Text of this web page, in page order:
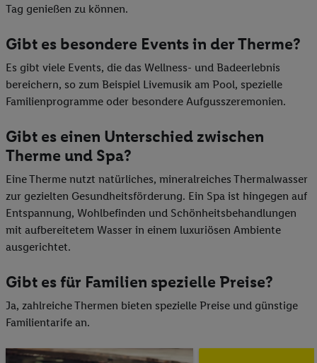
Tag genießen zu können.
Gibt es besondere Events in der Therme?
Es gibt viele Events, die das Wellness- und Badeerlebnis
bereichern, so zum Beispiel Livemusik am Pool, spezielle
Familienprogramme oder besondere Aufgusszeremonien.
Gibt es einen Unterschied zwischen
Therme und Spa?
Eine Therme nutzt natürliches, mineralreiches Thermalwasser
zur gezielten Gesundheitsförderung. Ein Spa ist hingegen auf
Entspannung, Wohlbefinden und Schönheitsbehandlungen
mit aufbereitetem Wasser in einem luxuriösen Ambiente
ausgerichtet.
Gibt es für Familien spezielle Preise?
Ja, zahlreiche Thermen bieten spezielle Preise und günstige
Familientarife an.